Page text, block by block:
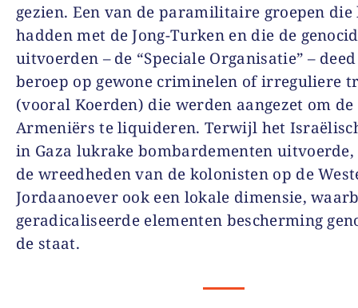
gezien. Een van de paramilitaire groepen die
hadden met de Jong-Turken en die de
uitvoerden – de “Speciale Organisatie” –
beroep op gewone criminelen of irreguliere
(vooral Koerden) die werden aangezet om de
Armeniërs te liquideren. Terwijl het
in Gaza lukrake bombardementen
de wreedheden van de kolonisten op de
Jordaanoever ook een lokale dimensie,
geradicaliseerde elementen bescherming
de staat.